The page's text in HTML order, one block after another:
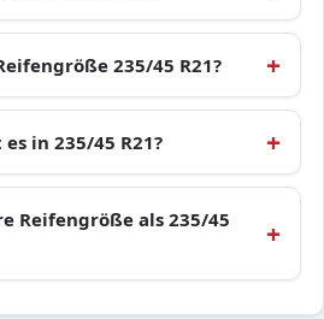
235/45 R21?
in 235/45 R21?
Reifengröße als 235/45